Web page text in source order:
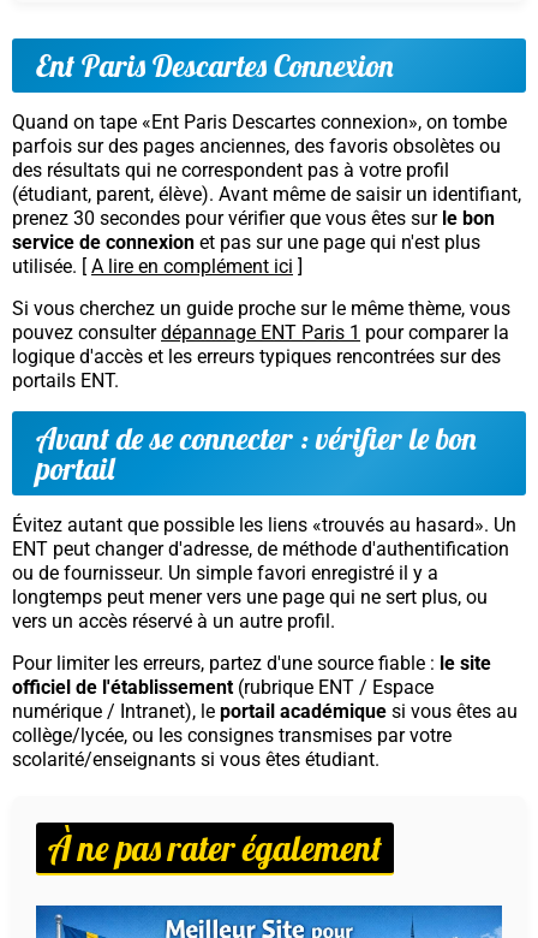
Ent Paris Descartes Connexion
Quand on tape «Ent Paris Descartes connexion», on tombe
parfois sur des pages anciennes, des favoris obsolètes ou
des résultats qui ne correspondent pas à votre profil
(étudiant, parent, élève). Avant même de saisir un identifiant,
prenez 30 secondes pour vérifier que vous êtes sur le bon
service de connexion et pas sur une page qui n'est plus
utilisée. [ A lire en complément ici ]
Si vous cherchez un guide proche sur le même thème, vous
pouvez consulterdépannage ENT Paris 1 pour comparer la
logique d'accès et les erreurs typiques rencontrées sur des
portails ENT.
Avant de se connecter : vérifier le bon
portail
Évitez autant que possible les liens «trouvés au hasard». Un
ENT peut changer d'adresse, de méthode d'authentification
ou de fournisseur. Un simple favori enregistré il y a
longtemps peut mener vers une page qui ne sert plus, ou
vers un accès réservé à un autre profil.
Pour limiter les erreurs, partez d'une source fiable : le site
officiel de l'établissement (rubrique ENT / Espace
numérique / Intranet), le portail académique si vous êtes au
collège/lycée, ou les consignes transmises par votre
scolarité/enseignants si vous êtes étudiant.
À ne pas rater également